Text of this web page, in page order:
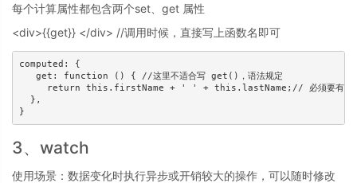
每个计算属性都包含两个set、get 属性
<div>{{get}} </div> //调用时候，直接写上函数名即可
computed: {
   get: function () { //这里不适合写 get()，语法规定
return this.firstName + ' ' + this.lastName;// 必须要有
  },
}
3、watch
使用场景：数据变化时执行异步或开销较大的操作，可以随时修改